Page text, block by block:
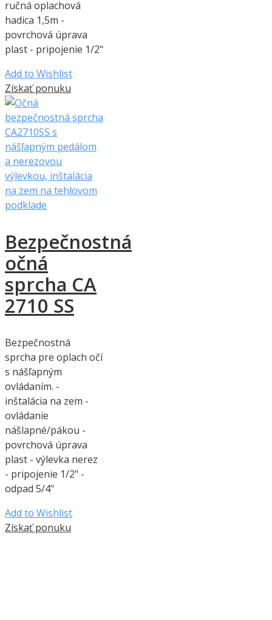
ručná oplachová
hadica 1,5m -
povrchová úprava
plast - pripojenie 1/2"
Add to Wishlist
Získať ponuku
Bezpečnostná
očná
sprcha CA
2710 SS
Bezpečnostná
sprcha pre oplach očí
s nášľapným
ovládaním. -
inštalácia na zem -
ovládanie
nášlapné/pákou -
povrchová úprava
plast - výlevka nerez
- pripojenie 1/2" -
odpad 5/4"
Add to Wishlist
Získať ponuku